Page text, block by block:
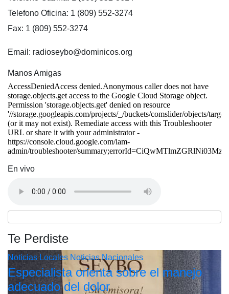
Telefono Oficina: 1 (809) 552-3274
Fax: 1 (809) 552-3274
Email: radioseybo@dominicos.org
Manos Amigas
En vivo
Te Perdiste
Noticias Locales Noticias Nacionales
Especialista orienta sobre el manejo
adecuado del dolor